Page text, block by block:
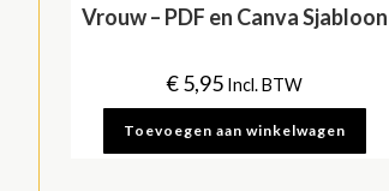
Vrouw – PDF en Canva Sjabloon
€5,95 Incl. BTW
Toevoegen aan winkelwagen